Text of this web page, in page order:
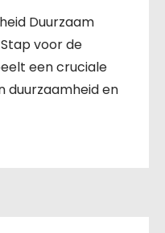
Duurzaam
voor de
een cruciale
duurzaamheid en